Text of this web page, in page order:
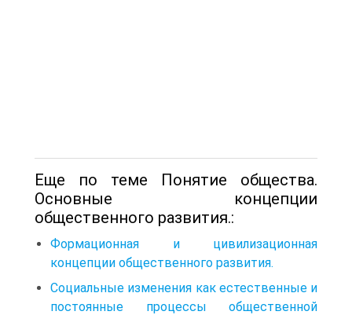
Еще по теме Понятие общества.
Основные концепции
общественного развития.:
Формационная и цивилизационная
концепции общественного развития.
Социальные изменения как естественные и
постоянные процессы общественной